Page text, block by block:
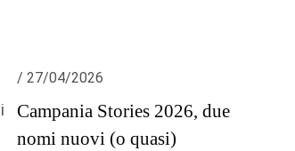
/ 27/04/2026
Campania Stories 2026, due
nomi nuovi (o quasi)